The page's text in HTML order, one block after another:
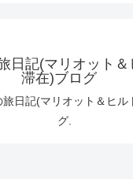
日記(マリオット
滞在)ブログ
日記(マリオット＆ヒル
グ.